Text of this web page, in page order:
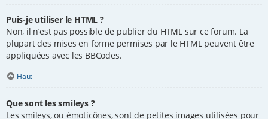
Puis-je utiliser le HTML ?
Non, il n’est pas possible de publier du HTML sur ce forum. La
plupart des mises en forme permises par le HTML peuvent être
appliquées avec les BBCodes.
Haut
Que sont les smileys ?
Les smileys, ou émoticônes, sont de petites images utilisées pour